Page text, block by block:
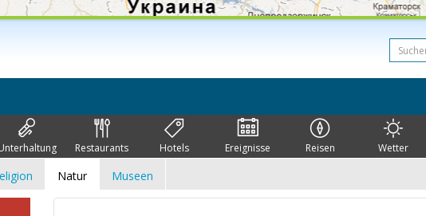
Restaurants Hotels Ereignisse Reisen Wetter
Natur Museen